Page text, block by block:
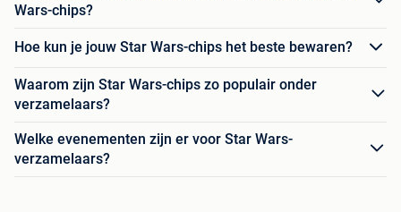
Wars-chips?
Hoe kun je jouw Star Wars-chips het beste bewaren?
Waarom zijn Star Wars-chips zo populair onder
verzamelaars?
Welke evenementen zijn er voor Star Wars-
verzamelaars?